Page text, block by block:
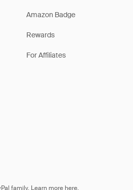
Amazon Badge
Rewards
For Affiliates
family. Learn more here.